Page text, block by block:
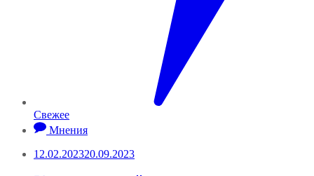
Свежее
Мнения
12.02.202320.09.2023